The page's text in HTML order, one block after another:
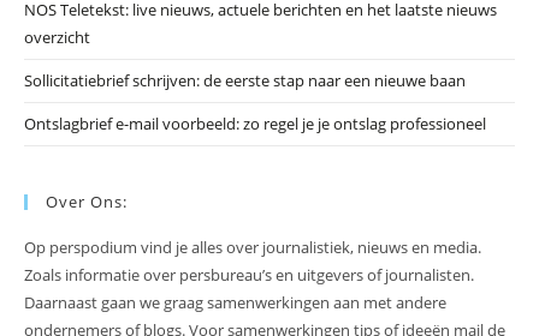
NOS Teletekst: live nieuws, actuele berichten en het laatste nieuws
overzicht
Sollicitatiebrief schrijven: de eerste stap naar een nieuwe baan
Ontslagbrief e-mail voorbeeld: zo regel je je ontslag professioneel
Over Ons:
Op perspodium vind je alles over journalistiek, nieuws en media.
Zoals informatie over persbureau’s en uitgevers of journalisten.
Daarnaast gaan we graag samenwerkingen aan met andere
ondernemers of blogs. Voor samenwerkingen tips of ideeën mail de